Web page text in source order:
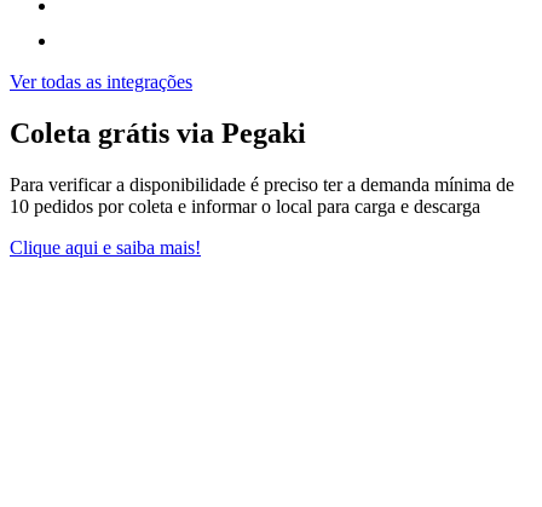
Ver todas as integrações
Coleta grátis via Pegaki
Para verificar a disponibilidade é preciso ter a demanda mínima de
10 pedidos por coleta e informar o local para carga e descarga
Clique aqui e saiba mais!